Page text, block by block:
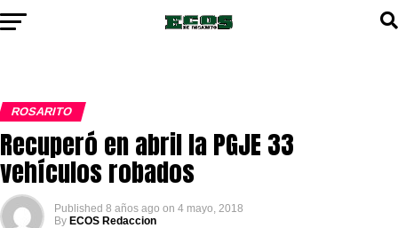
ROSARITO
Recuperó en abril la PGJE 33
vehículos robados
Published 8 años ago on 4 mayo, 2018
By ECOS Redaccion